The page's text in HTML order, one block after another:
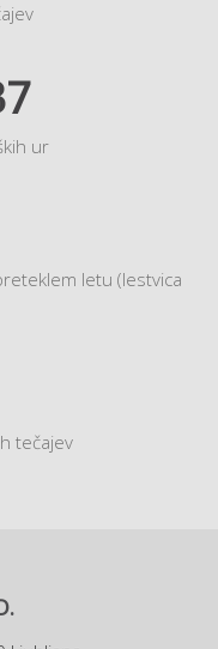
ur
letu (lestvica
tečajev